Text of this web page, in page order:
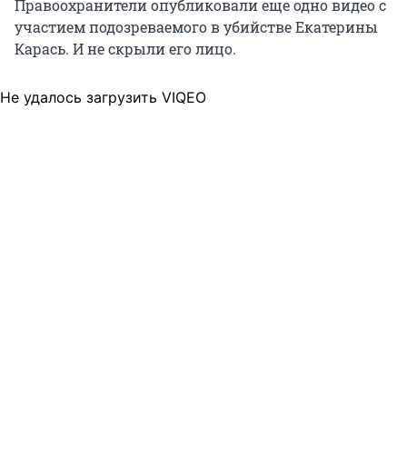
Правоохранители опубликовали еще одно видео с
участием подозреваемого в убийстве Екатерины
Карась. И не скрыли его лицо.
Не удалось загрузить VIQEO